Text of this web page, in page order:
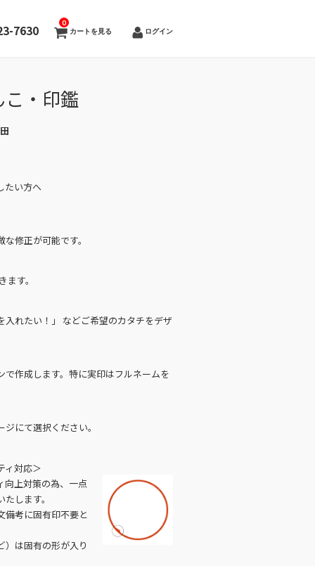
7630 カートを見る
0
ログイン
・印鑑
たい方へ
修正が可能です。
す。
入れたい！」 などご希望のカタチをデザ
で作成します。特に実印はフルネームを
にて選択ください。
ィ対応＞
向上対策の為、一点
します。
備考に固有印不要と
は固有の形が入り